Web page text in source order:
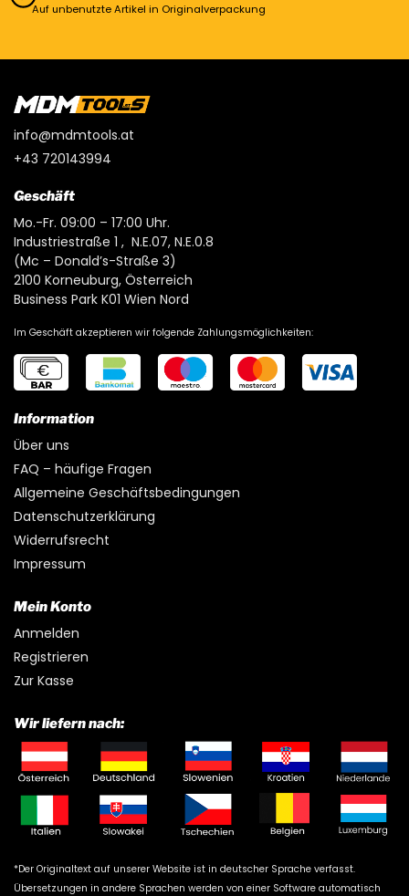
Auf unbenutzte Artikel in Originalverpackung
info@mdmtools.at
+43 720143994
Geschäft
Mo.-Fr. 09:00 – 17:00 Uhr.
Industriestraße 1 , N.E.07, N.E.0.8
(Mc – Donald’s-Straße 3)
2100 Korneuburg, Österreich
Business Park K01 Wien Nord
Im Geschäft akzeptieren wir folgende Zahlungsmöglichkeiten:
Information
Über uns
FAQ – häufige Fragen
Allgemeine Geschäftsbedingungen
Datenschutzerklärung
Widerrufsrecht
Impressum
Mein Konto
Anmelden
Registrieren
Zur Kasse
Wir liefern nach:
*Der Originaltext auf unserer Website ist in deutscher Sprache verfasst.
Übersetzungen in andere Sprachen werden von einer Software automatisch